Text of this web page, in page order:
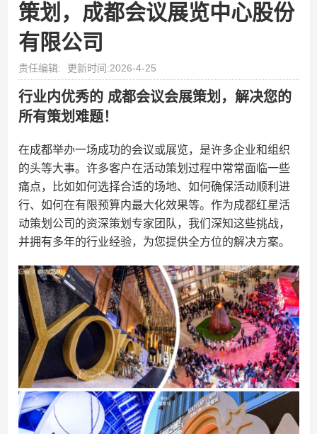
策划，成都会议展览中心股份
有限公司
责任编辑: 更新时间:2026-4-25
行业内优秀的 成都会议会展策划，解决您的
所有策划难题！
在成都举办一场成功的会议或展览，是许多企业和组织
的头等大事。许多客户在活动策划过程中常常面临一些
痛点，比如如何选择合适的场地、如何确保活动顺利进
行、如何在有限预算内最大化效果等。作为成都红星活
动策划公司的资深策划专家团队，我们深知这些挑战，
并拥有多年的行业经验，为您提供全方位的解决方案。